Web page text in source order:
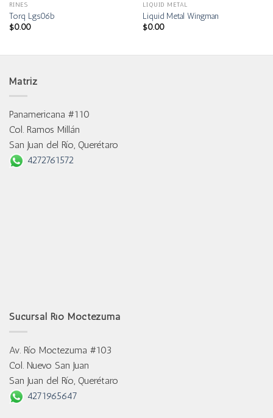
RINES
Torq Lgs06b
$0.00
LIQUID METAL
Liquid Metal Wingman
$0.00
Matriz
Panamericana #110
Col. Ramos Millán
San Juan del Río, Querétaro
4272761572
Sucursal Río Moctezuma
Av. Río Moctezuma #103
Col. Nuevo San Juan
San Juan del Río, Querétaro
4271965647